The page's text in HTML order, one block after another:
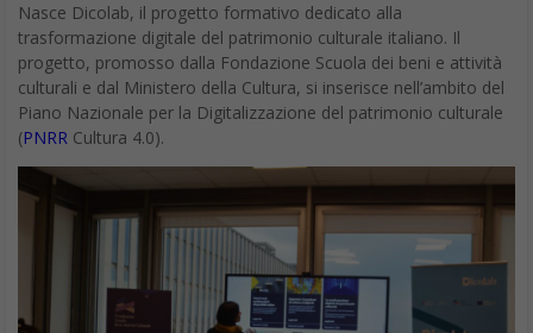
Nasce Dicolab, il progetto formativo dedicato alla
trasformazione digitale del patrimonio culturale italiano. Il
progetto, promosso dalla Fondazione Scuola dei beni e attività
culturali e dal Ministero della Cultura, si inserisce nell’ambito del
Piano Nazionale per la Digitalizzazione del patrimonio culturale
(PNRR Cultura 4.0).